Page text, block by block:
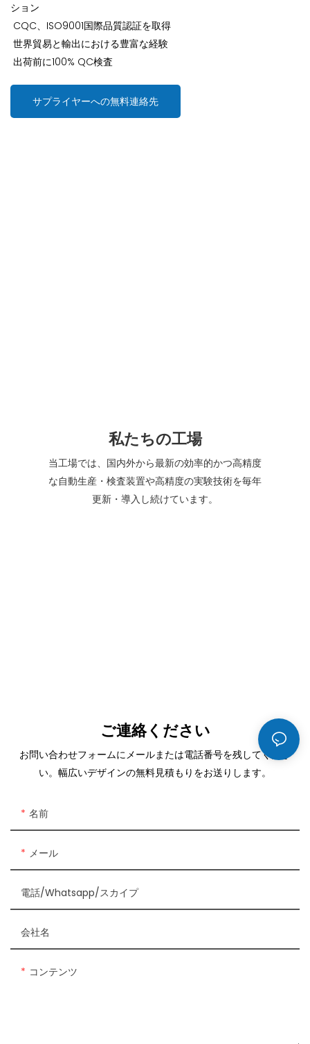
ション
CQC、ISO9001国際品質認証を取得
世界貿易と輸出における豊富な経験
出荷前に100% QC検査
サプライヤーへの無料連絡先
私たちの工場
当工場では、国内外から最新の効率的かつ高精度
な自動生産・検査装置や高精度の実験技術を毎年
更新・導入し続けています。
ご連絡ください
お問い合わせフォームにメールまたは電話番号を残してくださ
い。幅広いデザインの無料見積もりをお送りします。
名前
メール
電話/Whatsapp/スカイプ
会社名
コンテンツ